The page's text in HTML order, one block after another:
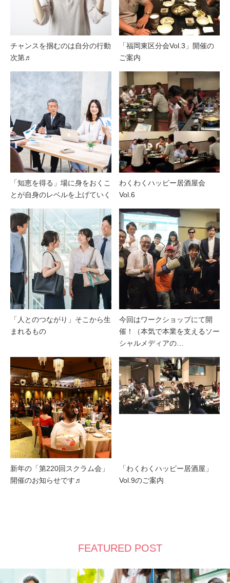
チャンスを掴むのは自分の行動
次第♬
「福岡東区分会Vol.3」開催の
ご案内
「知恵を得る」場に身をおくこ
とが自身のレベルを上げていく
わくわくハッピー居酒屋会
Vol.6
「人とのつながり」そこから生
まれるもの
今回はワークショップにて開
催！（本気で本業を支えるソー
シャルメディアの…
新年の「第220回スクラム会」
開催のお知らせです♬
「わくわくハッピー居酒屋」
Vol.9のご案内
FEATURED POST